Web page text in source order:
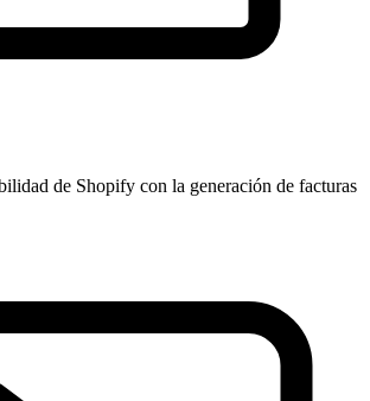
de Shopify con la generación de facturas